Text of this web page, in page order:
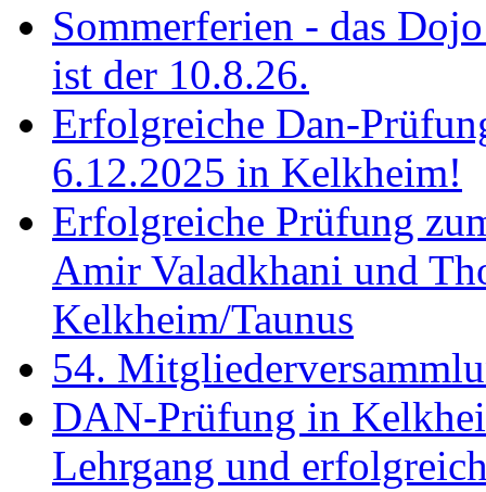
Sommerferien - das
ist der 10.8.26.
Erfolgreiche Dan-
6.12.2025 in Kelkheim!
Erfolgreiche Prüfung
Amir Valadkhani und
Kelkheim/Taunus
54.
DAN-Prüfung in
Lehrgang und